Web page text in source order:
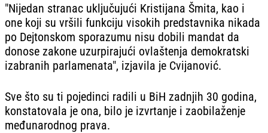
"Nijedan stranac uključujući Kristijana Šmita, kao i
one koji su vršili funkciju visokih predstavnika nikada
po Dejtonskom sporazumu nisu dobili mandat da
donose zakone uzurpirajući ovlaštenja demokratski
izabranih parlamenata", izjavila je Cvijanović.
Sve što su ti pojedinci radili u BiH zadnjih 30 godina,
konstatovala je ona, bilo je izvrtanje i zaobilaženje
međunarodnog prava.